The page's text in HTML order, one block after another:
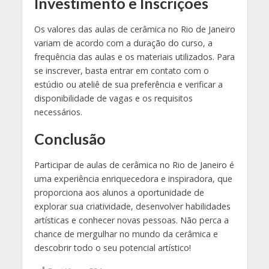
Os valores das aulas de cerâmica no Rio de Janeiro
variam de acordo com a duração do curso, a
frequência das aulas e os materiais utilizados. Para
se inscrever, basta entrar em contato com o
estúdio ou ateliê de sua preferência e verificar a
disponibilidade de vagas e os requisitos
necessários.
Conclusão
Participar de aulas de cerâmica no Rio de Janeiro é
uma experiência enriquecedora e inspiradora, que
proporciona aos alunos a oportunidade de
explorar sua criatividade, desenvolver habilidades
artísticas e conhecer novas pessoas. Não perca a
chance de mergulhar no mundo da cerâmica e
descobrir todo o seu potencial artístico!